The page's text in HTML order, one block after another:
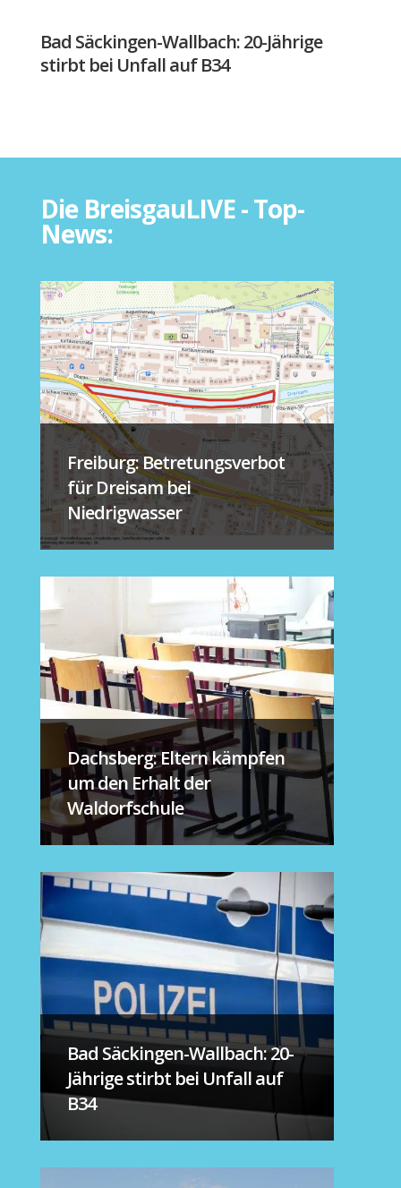
Bad Säckingen-Wallbach: 20-Jährige
stirbt bei Unfall auf B34
Die BreisgauLIVE - Top-
News:
Freiburg: Betretungsverbot
für Dreisam bei
Niedrigwasser
Dachsberg: Eltern kämpfen
um den Erhalt der
Waldorfschule
Bad Säckingen-Wallbach: 20-
Jährige stirbt bei Unfall auf
B34